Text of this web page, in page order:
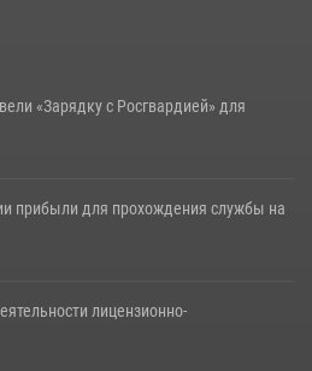
«Зарядку с Росгвардией» для
прибыли для прохождения службы на
лицензионно-